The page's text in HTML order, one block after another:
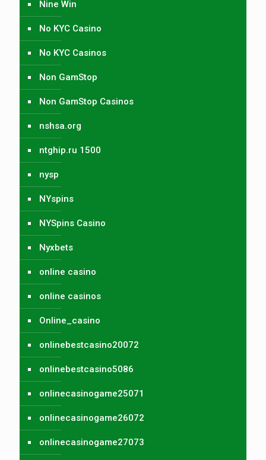
Nine Win
No KYC Casino
No KYC Casinos
Non GamStop
Non GamStop Casinos
nshsa.org
ntghip.ru 1500
nysp
NYspins
NYSpins Casino
Nyxbets
online casino
online casinos
Online_casino
onlinebestcasino20072
onlinebestcasino5086
onlinecasinogame25071
onlinecasinogame26072
onlinecasinogame27073